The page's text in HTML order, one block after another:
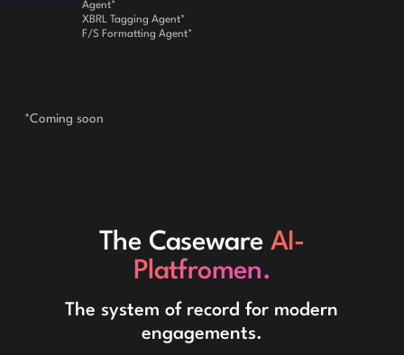
Agent*
XBRL Tagging Agent*
F/S Formatting Agent*
*Coming soon
The Caseware AI-
Platfromen.
The system of record for modern
engagements.